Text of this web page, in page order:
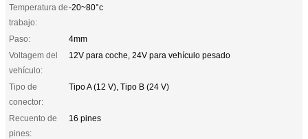
Temperatura de
trabajo:
-20~80°c
Paso:
4mm
Voltagem del
vehículo:
12V para coche, 24V para vehículo pesado
Tipo de
conector:
Tipo A (12 V), Tipo B (24 V)
Recuento de
pines:
16 pines